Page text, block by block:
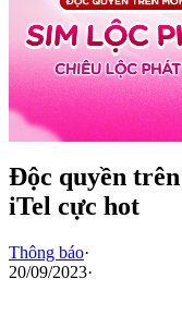
Độc quyền
iTel cực hot
Thông báo·
20/09/2023·